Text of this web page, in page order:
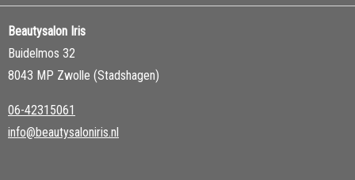
Beautysalon Iris
Buidelmos 32
8043 MP Zwolle (Stadshagen)
06-42315061
info@beautysaloniris.nl